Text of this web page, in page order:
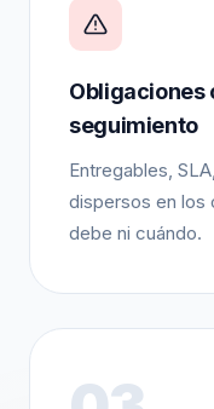
Obligaciones
seguimiento
Entregables,
dispersos en los
debe ni cuándo.